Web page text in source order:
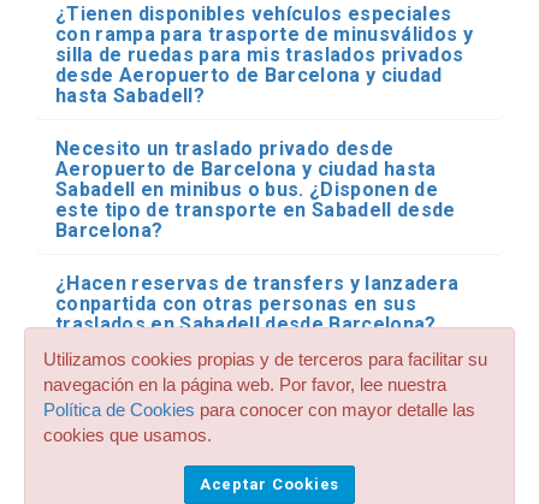
¿Tienen disponibles vehículos especiales
con rampa para trasporte de minusválidos y
silla de ruedas para mis traslados privados
desde Aeropuerto de Barcelona y ciudad
hasta Sabadell?
Necesito un traslado privado desde
Aeropuerto de Barcelona y ciudad hasta
Sabadell en minibus o bus. ¿Disponen de
este tipo de transporte en Sabadell desde
Barcelona?
¿Hacen reservas de transfers y lanzadera
conpartida con otras personas en sus
traslados en Sabadell desde Barcelona?
Ya he reservado mi traslado desde
Aeropuerto de Barcelona y ciudad hasta
Sabadell. ¿Qué pasa si mi vuelo llega
retrasado?
¿Dónde me espera el conductor en el
Utilizamos cookies propias y de terceros para facilitar su
navegación en la página web. Por favor, lee nuestra
Política de Cookies para conocer con mayor detalle las
cookies que usamos.
Aceptar Cookies